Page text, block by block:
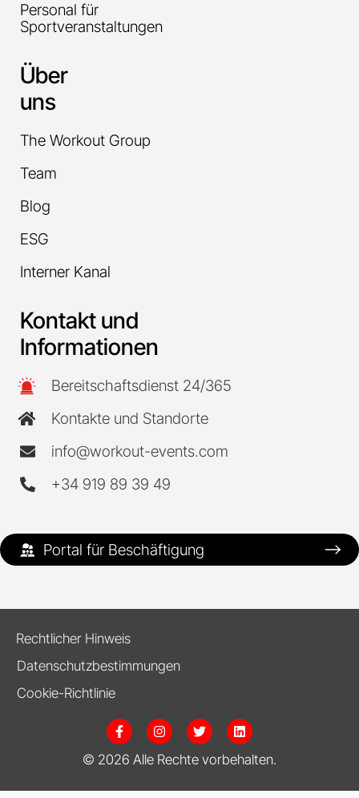
Personal für
Sportveranstaltungen
Über
uns
The Workout Group
Team
Blog
ESG
Interner Kanal
Kontakt und
Informationen
Bereitschaftsdienst 24/365
Kontakte und Standorte
info@workout-events.com
+34 919 89 39 49
Portal für Beschäftigung
© 2026 Alle Rechte vorbehalten.
Rechtlicher Hinweis
Datenschutzbestimmungen
Cookie-Richtlinie
F
a
c
e
o
I
n
s
t
g
T
w
t
e
L
i
n
k
d